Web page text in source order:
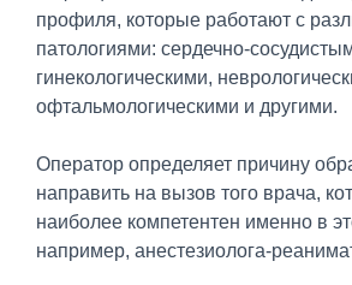
профиля, которые работают с
патологиями: сердечно-
гинекологическими,
офтальмологическими и другими.
Оператор определяет причину
направить на вызов того врача,
наиболее компетентен именно в
например, анестезиолога-